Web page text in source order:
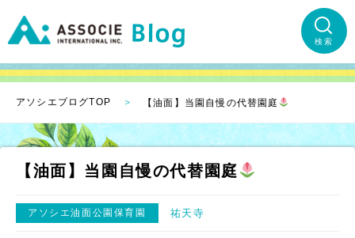
検索
アソシエブログTOP 【油面】当園自慢の代替園庭
【油面】当園自慢の代替園庭
アソシエ油面公園保育園 祐天寺